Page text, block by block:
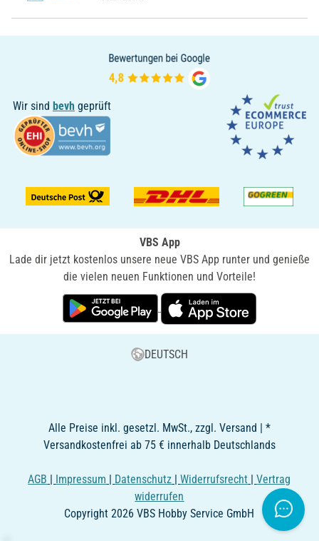
Wir sind bevh geprüft
VBS App
Lade dir jetzt kostenlos unsere neue VBS App runter und genieße
die vielen neuen Funktionen und Vorteile!
DEUTSCH
Alle Preise inkl. gesetzl. MwSt., zzgl. Versand | *
Versandkostenfrei ab 75 € innerhalb Deutschlands
AGB | Impressum | Datenschutz |Widerrufsrecht |Vertrag
widerrufen
Copyright 2026 VBS Hobby Service GmbH